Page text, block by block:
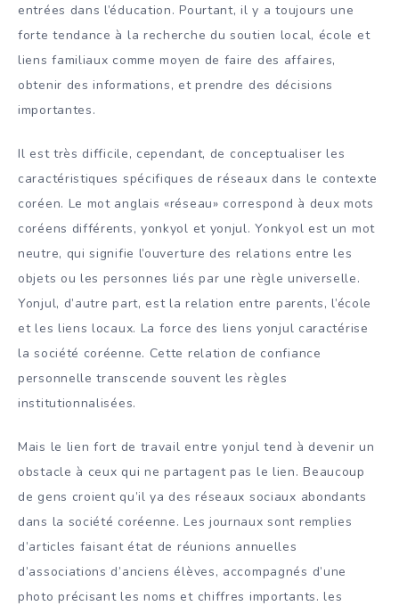
entrées dans l’éducation. Pourtant, il y a toujours une
forte tendance à la recherche du soutien local, école et
liens familiaux comme moyen de faire des affaires,
obtenir des informations, et prendre des décisions
importantes.
Il est très difficile, cependant, de conceptualiser les
caractéristiques spécifiques de réseaux dans le contexte
coréen. Le mot anglais «réseau» correspond à deux mots
coréens différents, yonkyol et yonjul. Yonkyol est un mot
neutre, qui signifie l’ouverture des relations entre les
objets ou les personnes liés par une règle universelle.
Yonjul, d’autre part, est la relation entre parents, l’école
et les liens locaux. La force des liens yonjul caractérise
la société coréenne. Cette relation de confiance
personnelle transcende souvent les règles
institutionnalisées.
Mais le lien fort de travail entre yonjul tend à devenir un
obstacle à ceux qui ne partagent pas le lien. Beaucoup
de gens croient qu’il ya des réseaux sociaux abondants
dans la société coréenne. Les journaux sont remplies
d’articles faisant état ​​de réunions annuelles
d’associations d’anciens élèves, accompagnés d’une
photo précisant les noms et chiffres importants. les